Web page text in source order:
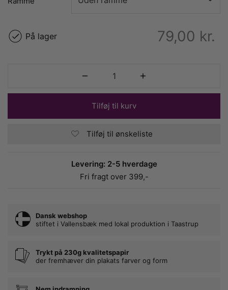
79,00 kr.
På lager
Tilføj til kurv
Tilføj til ønskeliste
Levering: 2-5 hverdage
Fri fragt over 399,-
Dansk webshop
stiftet i Vallensbæk med lokal produktion i Taastrup
Trykt på 230g kvalitetspapir
der fremhæver din plakats farver og form